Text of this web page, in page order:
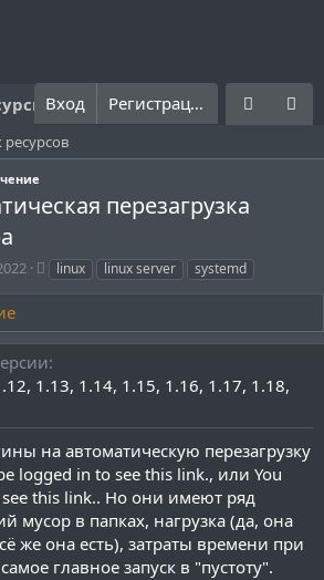
Что нового? Правила
Вход Регистрация
ресурсов
перезагрузка
Т
и
linux linux server systemd
1.13 1.14 1.15 1.16 1.17 1.18
на автоматическую перезагрузку
logged in to see this link., или You
this link.. Но они имеют ряд
мусор в папках, нагрузка (да, она
же она есть), затраты времени при
главное запуск в "пустоту".